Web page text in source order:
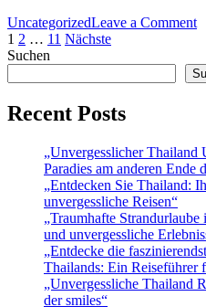
UncategorizedLeave a Commenton
Seitennummerierung
der
Beiträge
1 2 … 11 Nächste
Suchen
Recent Posts
„Unvergesslicher Thailand
Paradies am anderen Ende
„Entdecken Sie Thailand:
unvergessliche Reisen“
„Traumhafte
und unvergessliche
„Entdecke die
Thailands: Ein Reiseführer
„Unvergessliche Thailand
der smiles“